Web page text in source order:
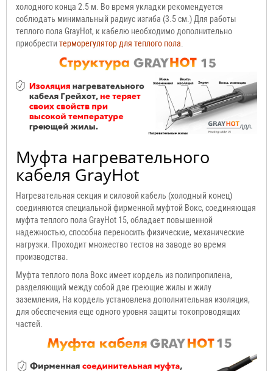
холодного конца 2.5 м. Во время укладки рекомендуется
соблюдать минимальный радиус изгиба (3.5 см.) Для работы
теплого пола GrayHot, к кабелю необходимо дополнительно
приобрести терморегулятор для теплого пола
Муфта нагревательного
кабеля GrayHot
Нагревательная секция и силовой кабель (холодный конец)
соединяются специальной фирменной муфтой Вокс, соединяющая
муфта теплого пола GrayHot 15, обладает повышенной
надежностью, способна переносить физические, механические
нагрузки. Проходит множество тестов на заводе во время
производства.
Муфта теплого пола Вокс имеет кордель из полипропилена,
разделяющий между собой две греющие жилы и жилу
заземления, На кордель установлена дополнительная изоляция,
для обеспечения еще одного уровня защиты токопроводящих
частей.